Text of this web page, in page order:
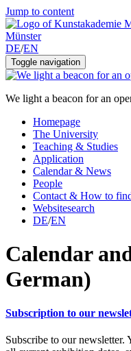
Jump to content
DE/EN
Toggle navigation
We light a beacon for an
Homepage
The University
Teaching & Studies
Application
Calendar & News
People
Contact & How to
Websitesearch
DE/EN
Calendar
German)
Subscription to our
Subscribe to our